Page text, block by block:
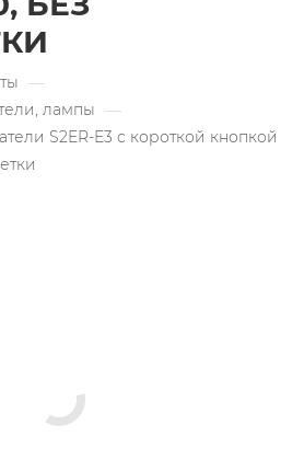
—
лампы —
S2ER-E3 с короткой кнопкой